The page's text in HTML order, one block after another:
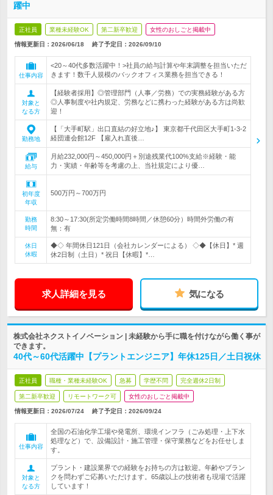
躍中
正社員 業種未経験OK 第二新卒歓迎 女性のおしごと掲載中
情報更新日：2026/06/18 終了予定日： 2026/09/10
仕事内容
<20～40代多数活躍中！>社員の給与計算や年末調整を担当いただ
きます！数千人規模のバックオフィス業務を担当できる！
対象と
なる方
【経験者採用】◎管理部門（人事／労務）での実務経験がある方
◎人事制度や社内規定、労務などに携わった経験がある方は尚歓
迎！
勤務地
【「大手町駅」出口直結の好立地♪】 東京都千代田区大手町1-3-2
経団連会館12F 【雇入れ直後…
給与
月給232,000円～450,000円＋別途残業代100%支給※経験・能
力・実績・年齢等を考慮の上、当社規定により優…
初年度
年収
500万円～700万円
勤務
時間
8:30～17:30(所定労働時間8時間／休憩60分）時間外労働の有
無：有
休日
休暇
◆◇ 年間休日121日（会社カレンダーによる） ◇◆【休日】* 週
休2日制（土日）* 祝日【休暇】*…
求人詳細を見る 気になる
株式会社ネクストイノベーション | 未経験から手に職を付けながら働く事が
できます。
40代～60代活躍中【プラントエンジニア】年休125日／土日祝休
正社員 職種・業種未経験OK 急募 学歴不問 完全週休2日制
第二新卒歓迎 リモートワーク可 女性のおしごと掲載中
情報更新日：2026/07/24 終了予定日： 2026/09/24
仕事内容
全国の石油化学工場や発電所、環境インフラ（ごみ処理・上下水
処理など）で、設備設計・施工管理・保守業務などをお任せしま
す。
対象と
なる方
プラント・建設業界での経験をお持ちの方は歓迎。年齢やブラン
クを問わずご応募いただけます。65歳以上の技術者も現場で活躍
しています！